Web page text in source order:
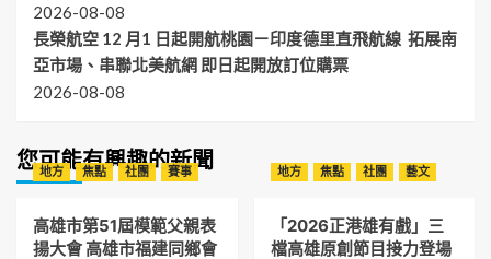
2026-08-08
長榮航空 12 月1 日起開航桃園－印度德里直飛航線 拓展南
亞市場、串聯北美航網 即日起開放訂位購票
2026-08-08
您可能有興趣的新聞
地方 焦點 社團 賽事
高雄市第51屆模範父親表
揚大會 高雄市福建同鄉會
地方 焦點 社團 藝文
「2026正港雄有戲」三
檔高雄原創節目接力登場